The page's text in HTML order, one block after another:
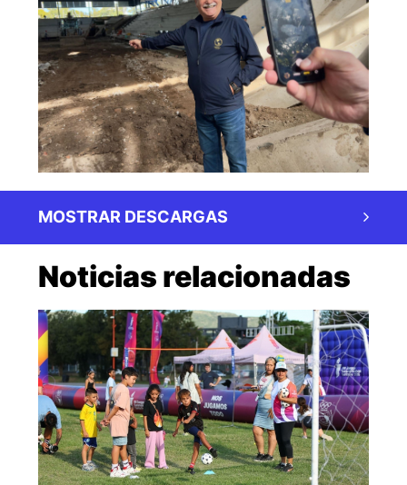
MOSTRAR DESCARGAS
Noticias relacionadas